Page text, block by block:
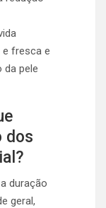
e fresca e
da pele
dos
duração
geral,